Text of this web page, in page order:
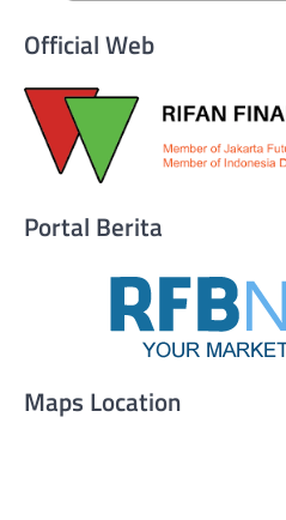
Official Web
Portal Berita
Maps Location